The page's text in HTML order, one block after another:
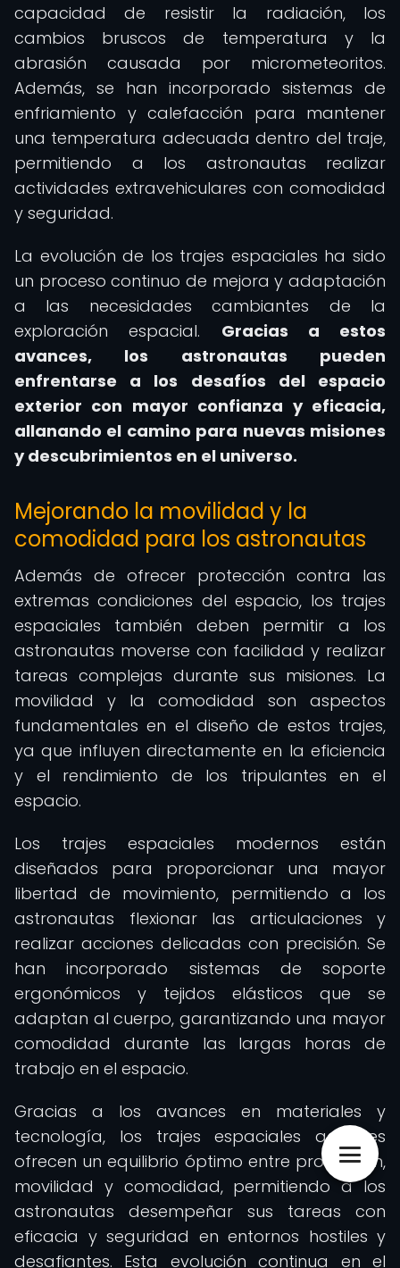
capacidad de resistir la radiación, los
cambios bruscos de temperatura y la
abrasión causada por micrometeoritos.
Además, se han incorporado sistemas de
enfriamiento y calefacción para mantener
una temperatura adecuada dentro del traje,
permitiendo a los astronautas realizar
actividades extravehiculares con comodidad
y seguridad.
La evolución de los trajes espaciales ha sido
un proceso continuo de mejora y adaptación
a las necesidades cambiantes de la
exploración espacial. Gracias a estos
avances, los astronautas pueden
enfrentarse a los desafíos del espacio
exterior con mayor confianza y eficacia,
allanando el camino para nuevas misiones
y descubrimientos en el universo.
Mejorando la movilidad y la
comodidad para los astronautas
Además de ofrecer protección contra las
extremas condiciones del espacio, los trajes
espaciales también deben permitir a los
astronautas moverse con facilidad y realizar
tareas complejas durante sus misiones. La
movilidad y la comodidad son aspectos
fundamentales en el diseño de estos trajes,
ya que influyen directamente en la eficiencia
y el rendimiento de los tripulantes en el
espacio.
Los trajes espaciales modernos están
diseñados para proporcionar una mayor
libertad de movimiento, permitiendo a los
astronautas flexionar las articulaciones y
realizar acciones delicadas con precisión. Se
han incorporado sistemas de soporte
ergonómicos y tejidos elásticos que se
adaptan al cuerpo, garantizando una mayor
comodidad durante las largas horas de
trabajo en el espacio.
Gracias a los avances en materiales y
tecnología, los trajes espaciales actuales
ofrecen un equilibrio óptimo entre protección,
movilidad y comodidad, permitiendo a los
astronautas desempeñar sus tareas con
eficacia y seguridad en entornos hostiles y
desafiantes. Esta evolución continua en el